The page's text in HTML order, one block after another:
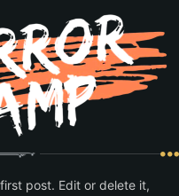
post. Edit or delete it,